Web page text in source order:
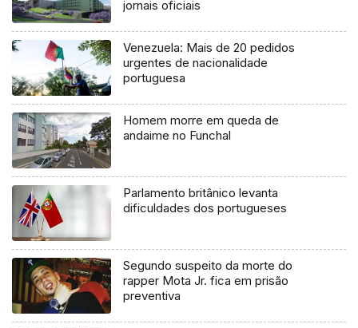
jornais oficiais
Venezuela: Mais de 20 pedidos
urgentes de nacionalidade
portuguesa
Homem morre em queda de
andaime no Funchal
Parlamento britânico levanta
dificuldades dos portugueses
Segundo suspeito da morte do
rapper Mota Jr. fica em prisão
preventiva